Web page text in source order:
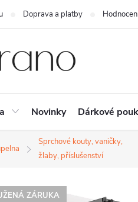
Doprava a platby
Novinky Dárkové
Sprchové kouty, vaničky,
žlaby, příslušenství
ZÁRUKA